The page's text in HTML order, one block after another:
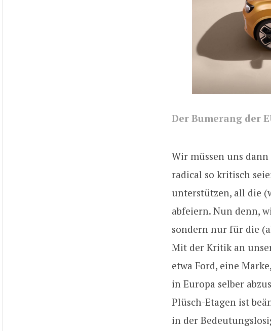
Der Bumerang der
Wir müssen uns
radical so kritisch
unterstützen, all die
abfeiern. Nun denn,
sondern nur für die
Mit der Kritik an
etwa Ford, eine
in Europa selber
Plüsch-Etagen ist
in der